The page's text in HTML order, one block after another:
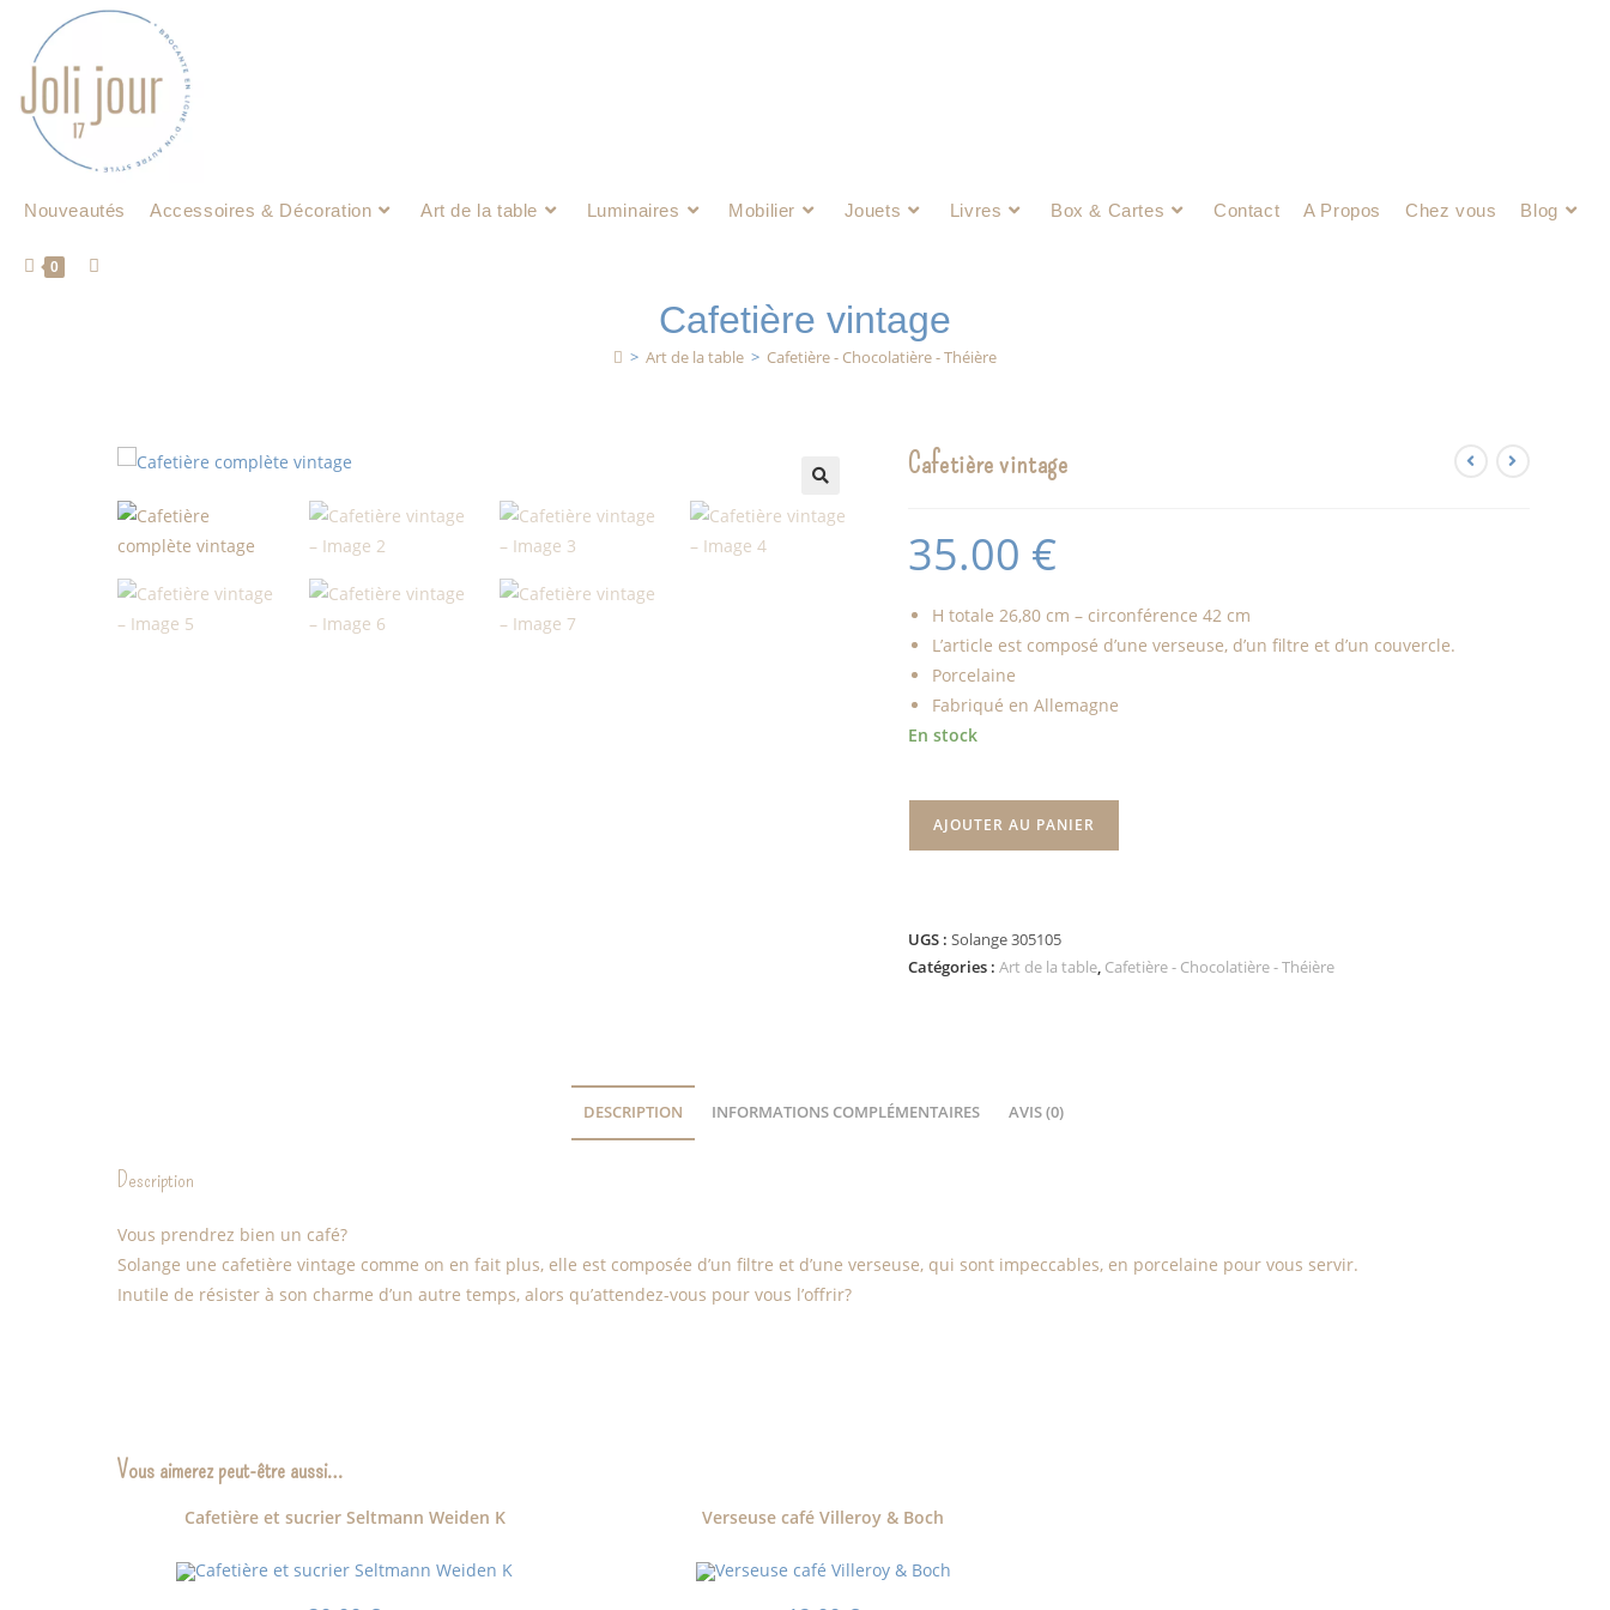
Nouveautés Accessoires & Décoration Art de la table Luminaires Mobilier Jouets Livres Box & Cartes Contact A Propos Chez vous Blog
0
Cafetière vintage
> Art de la table > Cafetière - Chocolatière - Théière
🔍
Cafetière vintage
35.00 €
H totale 26,80 cm – circonférence 42 cm
L’article est composé d’une verseuse, d’un filtre et d’un couvercle.
Porcelaine
Fabriqué en Allemagne
En stock
AJOUTER AU PANIER
UGS :Solange 305105
Catégories :Art de la table, Cafetière - Chocolatière - Théière
DESCRIPTION INFORMATIONS COMPLÉMENTAIRES AVIS (0)
Description
Vous prendrez bien un café?
Solange une cafetière vintage comme on en fait plus, elle est composée d’un filtre et d’une verseuse, qui sont impeccables, en porcelaine pour vous servir.
Inutile de résister à son charme d’un autre temps, alors qu’attendez-vous pour vous l’offrir?
Vous aimerez peut-être aussi…
Cafetière et sucrier Seltmann Weiden K Verseuse café Villeroy & Boch